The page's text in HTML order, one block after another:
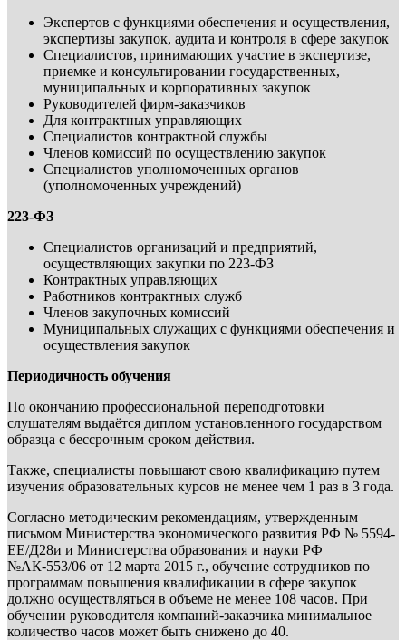
Экспертов с функциями обеспечения и осуществления,
экспертизы закупок, аудита и контроля в сфере закупок
Специалистов, принимающих участие в экспертизе,
приемке и консультировании государственных,
муниципальных и корпоративных закупок
Руководителей фирм-заказчиков
Для контрактных управляющих
Специалистов контрактной службы
Членов комиссий по осуществлению закупок
Специалистов уполномоченных органов
(уполномоченных учреждений)
223-ФЗ
Специалистов организаций и предприятий,
осуществляющих закупки по 223-ФЗ
Контрактных управляющих
Работников контрактных служб
Членов закупочных комиссий
Муниципальных служащих с функциями обеспечения и
осуществления закупок
Периодичность обучения
По окончанию профессиональной переподготовки
слушателям выдаётся диплом установленного государством
образца с бессрочным сроком действия.
Также, специалисты повышают свою квалификацию путем
изучения образовательных курсов не менее чем 1 раз в 3 года.
Согласно методическим рекомендациям, утвержденным
письмом Министерства экономического развития РФ № 5594-
ЕЕ/Д28и и Министерства образования и науки РФ
№АК-553/06 от 12 марта 2015 г., обучение сотрудников по
программам повышения квалификации в сфере закупок
должно осуществляться в объеме не менее 108 часов. При
обучении руководителя компаний-заказчика минимальное
количество часов может быть снижено до 40.